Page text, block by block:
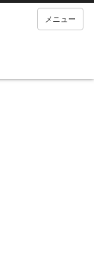
メニュー